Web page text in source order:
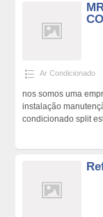
Ar Condicionado
nos somos uma
instalação
condicionado split